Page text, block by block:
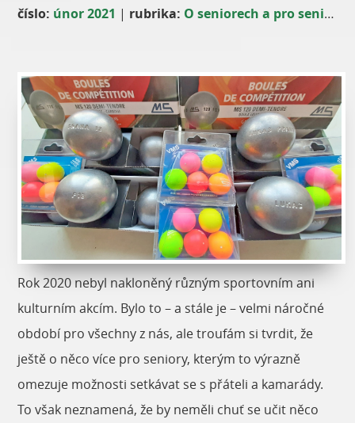
číslo: únor 2021 | rubrika: O seniorech a pro seniory
Rok 2020 nebyl nakloněný různým sportovním ani
kulturním akcím. Bylo to – a stále je – velmi náročné
období pro všechny z nás, ale troufám si tvrdit, že
ještě o něco více pro seniory, kterým to výrazně
omezuje možnosti setkávat se s přáteli a kamarády.
To však neznamená, že by neměli chuť se učit něco